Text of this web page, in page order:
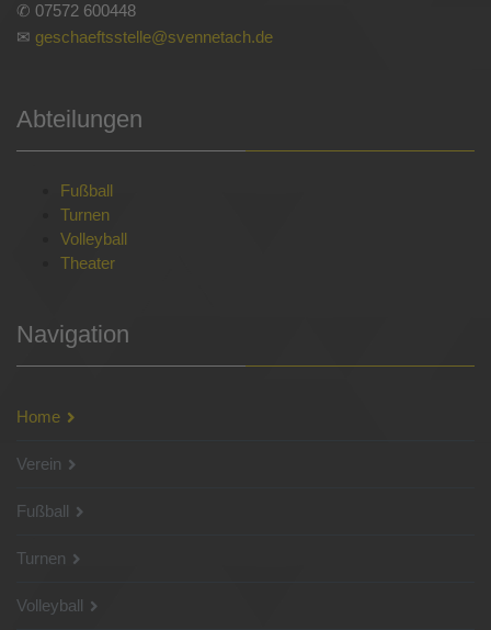
✆ 07572 600448
✉ geschaeftsstelle@svennetach.de
Abteilungen
Fußball
Turnen
Volleyball
Theater
Navigation
Home
Verein
Fußball
Turnen
Volleyball